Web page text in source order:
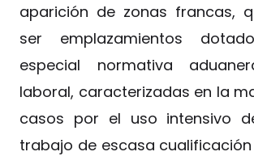
aparición de zonas francas,
ser emplazamientos
especial normativa
laboral, caracterizadas en la
casos por el uso intensivo
trabajo de escasa